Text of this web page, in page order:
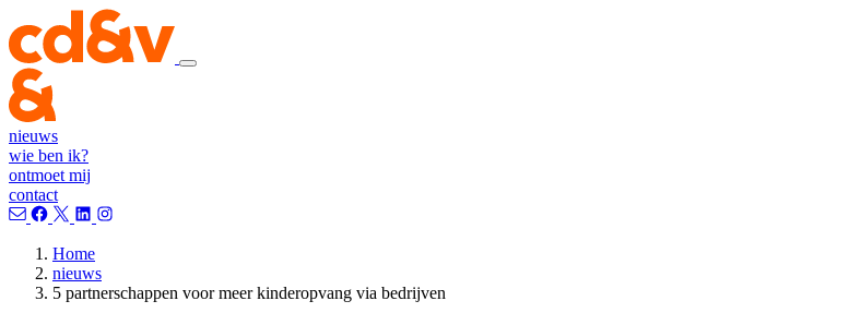
nieuws
wie ben ik?
ontmoet mij
contact
Home
nieuws
5 partnerschappen voor meer kinderopvang via bedrijven